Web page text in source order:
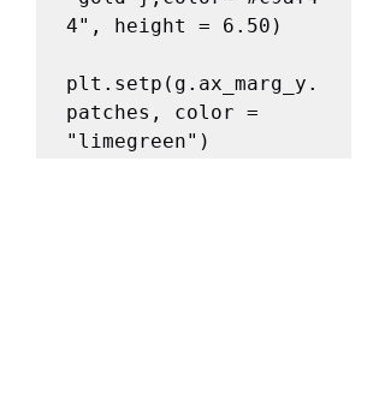
4", height = 6.50)
plt.setp(g.ax_marg_y.
patches, color =
"limegreen")